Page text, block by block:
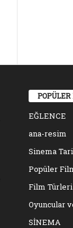
POPÜLER
EĞLENCE
ana-resim
Sinema
Popüler
Film Türleri
Oyuncular
SİNEMA